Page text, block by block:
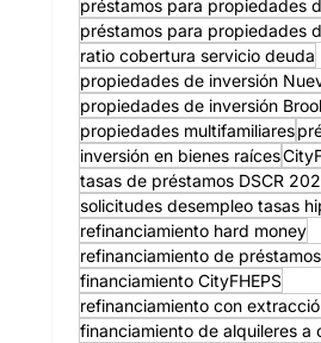
préstamos para propiedades
préstamos para propiedades
ratio cobertura servicio deuda
propiedades de inversión
propiedades de inversión
propiedades multifamiliares
inversión en bienes raíces
tasas de préstamos DSCR
solicitudes desempleo tasas
refinanciamiento hard money
refinanciamiento de
financiamiento CityFHEPS
refinanciamiento con
financiamiento de alquileres a